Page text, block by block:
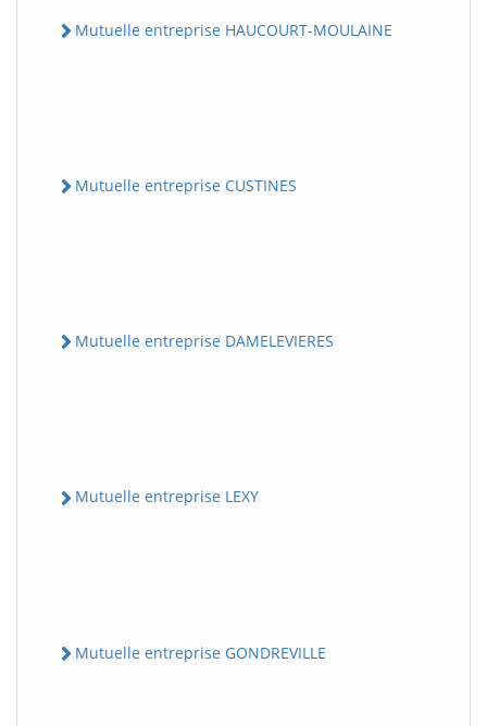
Mutuelle entreprise HAUCOURT-MOULAINE
Mutuelle entreprise CUSTINES
Mutuelle entreprise DAMELEVIERES
Mutuelle entreprise LEXY
Mutuelle entreprise GONDREVILLE